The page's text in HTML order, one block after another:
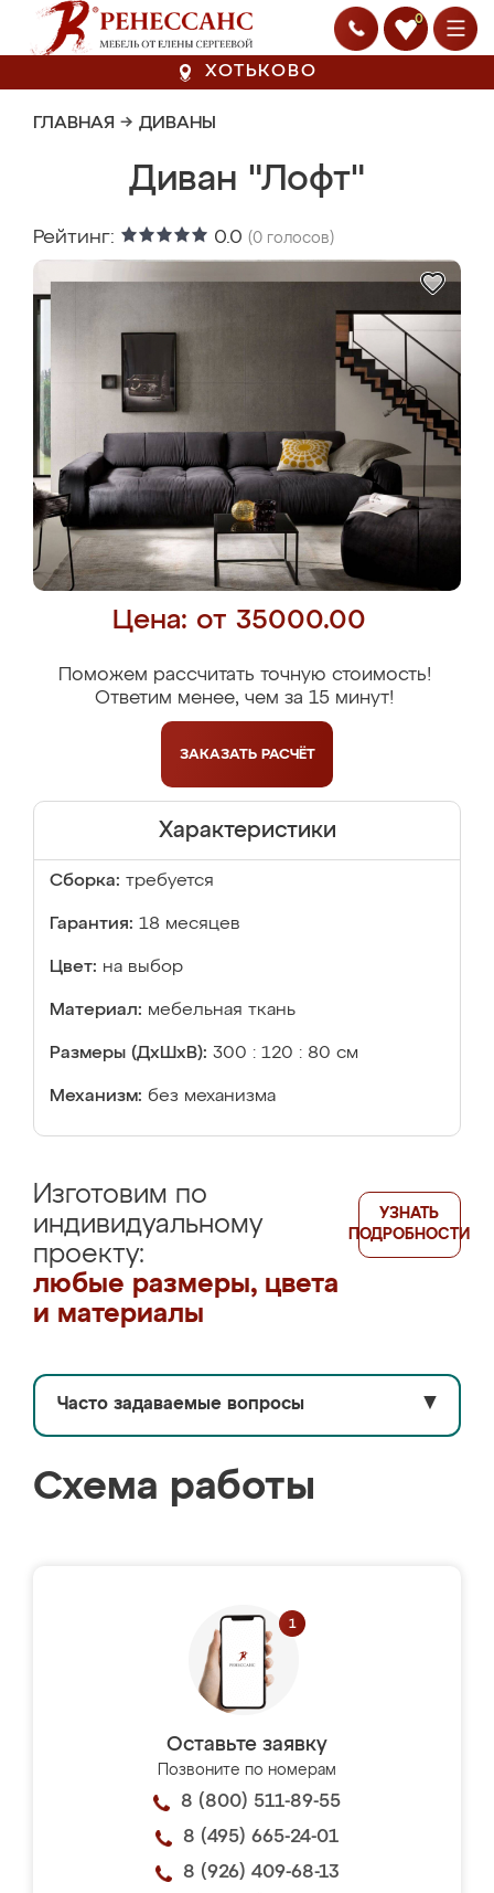
0
ХОТЬКОВО
ГЛАВНАЯ → ДИВАНЫ
Диван "Лофт"
Рейтинг: 0.0 (0 голосов)
Цена: от 35000.00
Поможем рассчитать точную стоимость!
Ответим менее, чем за 15 минут!
ЗАКАЗАТЬ РАСЧЁТ
Характеристики
Сборка: требуется
Гарантия: 18 месяцев
Цвет: на выбор
Материал: мебельная ткань
Размеры (ДхШхВ): 300 : 120 : 80 см
Механизм: без механизма
Изготовим по
индивидуальному
проекту:
любые размеры, цвета
и материалы
УЗНАТЬ
ПОДРОБНОСТИ
Часто задаваемые вопросы ▼
Схема работы
Оставьте заявку
Позвоните по номерам
8 (800) 511-89-55
8 (495) 665-24-01
8 (926) 409-68-13